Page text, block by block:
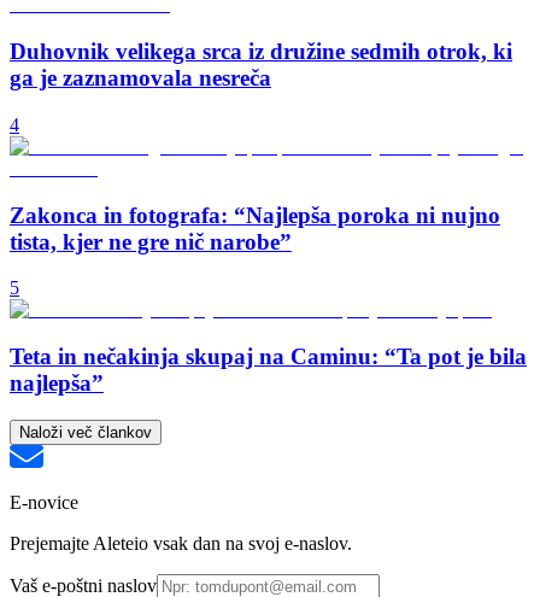
Duhovnik velikega srca iz družine sedmih otrok, ki
ga je zaznamovala nesreča
4
Zakonca in fotografa: “Najlepša poroka ni nujno
tista, kjer ne gre nič narobe”
5
Teta in nečakinja skupaj na Caminu: “Ta pot je bila
najlepša”
Naloži več člankov
E-novice
Prejemajte Aleteio vsak dan na svoj e-naslov.
Vaš e-poštni naslov